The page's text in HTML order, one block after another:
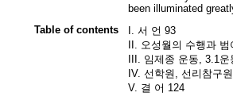
been illuminated
Table of contents
I. 서 언 93
II. 오성월의 수행과
III. 임제종 운동, 3.1
IV. 선학원, 선리참구
V. 결 어 124